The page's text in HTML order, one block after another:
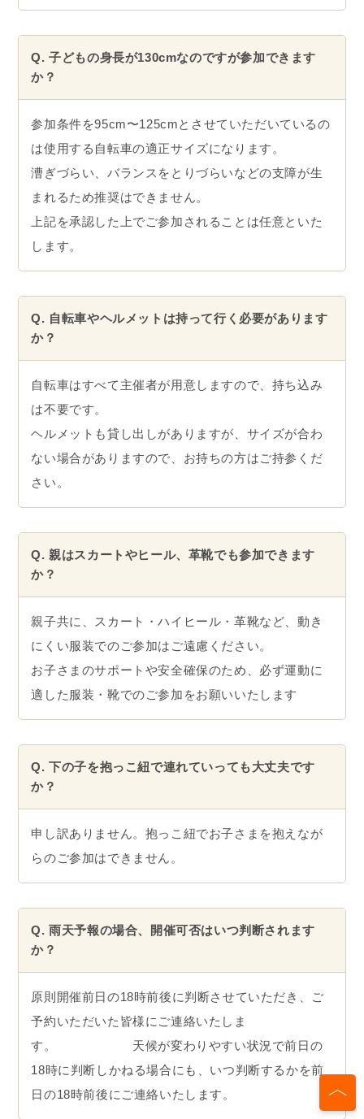
Q. 子どもの身長が130cmなのですが参加できます
か？
参加条件を95cm〜125cmとさせていただいているの
は使用する自転車の適正サイズになります。
漕ぎづらい、バランスをとりづらいなどの支障が生
まれるため推奨はできません。
上記を承認した上でご参加されることは任意といた
します。
Q. 自転車やヘルメットは持って行く必要があります
か？
自転車はすべて主催者が用意しますので、持ち込み
は不要です。
ヘルメットも貸し出しがありますが、サイズが合わ
ない場合がありますので、お持ちの方はご持参くだ
さい。
Q. 親はスカートやヒール、革靴でも参加できます
か？
親子共に、スカート・ハイヒール・革靴など、動き
にくい服装でのご参加はご遠慮ください。
お子さまのサポートや安全確保のため、必ず運動に
適した服装・靴でのご参加をお願いいたします
Q. 下の子を抱っこ紐で連れていっても大丈夫です
か？
申し訳ありません。抱っこ紐でお子さまを抱えなが
らのご参加はできません。
Q. 雨天予報の場合、開催可否はいつ判断されます
か？
原則開催前日の18時前後に判断させていただき、ご
予約いただいた皆様にご連絡いたしま
す。 天候が変わりやすい状況で前日の
18時に判断しかねる場合にも、いつ判断するかを前
日の18時前後にご連絡いたします。